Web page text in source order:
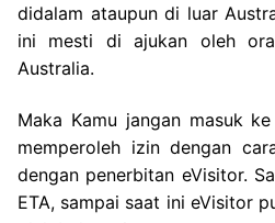
didalam ataupun di luar
ini mesti di ajukan oleh
Australia.
Maka Kamu jangan masuk
memperoleh izin dengan
dengan penerbitan eVisitor.
ETA, sampai saat ini eVisitor